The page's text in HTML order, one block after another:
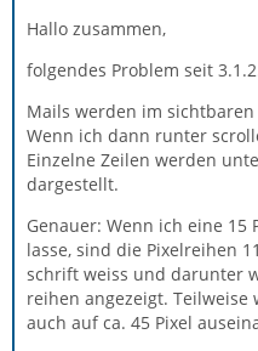
Hallo zusammen,
folgendes Problem seit
Mails werden im
Wenn ich dann runter
Einzelne Zeilen werden
dargestellt.
Genauer: Wenn ich eine
lasse, sind die Pixelreihen
schrift weiss und darunter
reihen angezeigt.
auch auf ca. 45 Pixel